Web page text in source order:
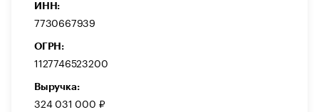
ИНН:
7730667939
ОГРН:
1127746523200
Выручка:
324 031 000 ₽